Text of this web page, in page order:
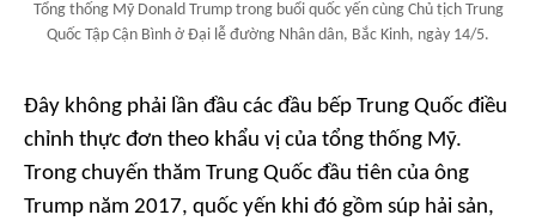
Tổng thống Mỹ Donald Trump trong buổi quốc yến cùng Chủ tịch Trung
Quốc Tập Cận Bình ở Đại lễ đường Nhân dân, Bắc Kinh, ngày 14/5.
Đây không phải lần đầu các đầu bếp Trung Quốc điều
chỉnh thực đơn theo khẩu vị của tổng thống Mỹ.
Trong chuyến thăm Trung Quốc đầu tiên của ông
Trump năm 2017, quốc yến khi đó gồm súp hải sản,